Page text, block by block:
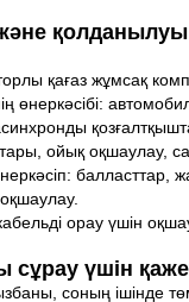
және қолданылуы
қағаз жұмсақ
өнеркәсібі:
ойық оқшаулау,
орау үшін
үшін
соның ішінде